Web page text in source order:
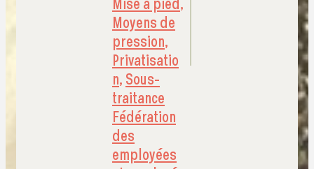
Moyens de
pression,
Privatisatio
n,Sous-
traitance
Fédération
des
employées